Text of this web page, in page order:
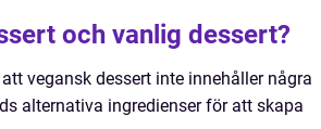
och vanlig dessert?
vegansk dessert inte innehåller några
alternativa ingredienser för att skapa